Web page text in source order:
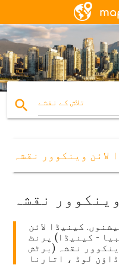
search تلاش کے نقشے
لائن وینکوور نقشہ
نقشہ
کینیڈا لائن
- کینیڈا) پرنٹ
نقشہ (برٹش